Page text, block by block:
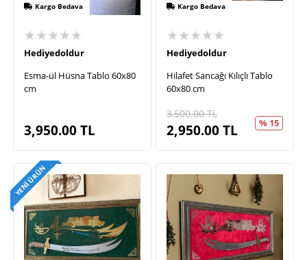
Kargo Bedava
★★★★★
Hediyedoldur
Esma-ül Hüsna Tablo 60x80
cm
3,950.00TL
Kargo Bedava
★★★★★
Hediyedoldur
Hilafet Sancağı Kılıçlı Tablo
60x80 cm
3,500.00TL
2,950.00TL % 15
YENI ÜRÜN